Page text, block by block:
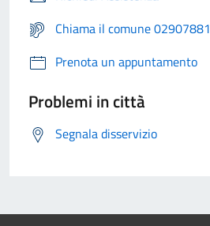
Chiama il comune 02907881
Prenota un appuntamento
Problemi in città
Segnala disservizio